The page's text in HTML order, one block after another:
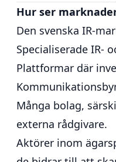
Hur ser
Den svenska IR-
Specialiserade IR-
Plattformar där
Många bolag,
externa rådgivare.
Aktörer inom